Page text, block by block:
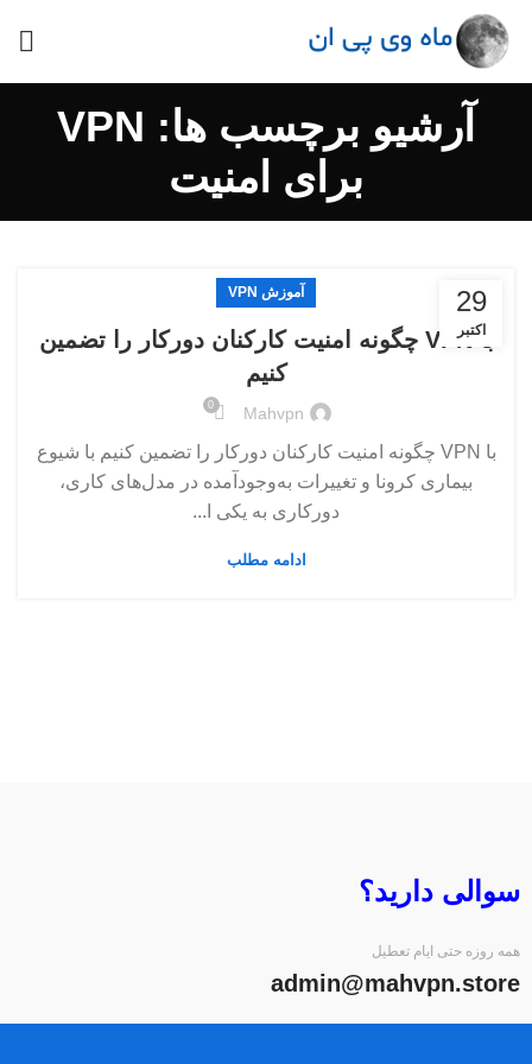
آرشیو برچسب ها: VPN
برای امنیت
29
اکتبر
آموزش VPN
با VPN چگونه امنیت کارکنان دورکار را تضمین
کنیم
Mahvpn
0
با VPN چگونه امنیت کارکنان دورکار را تضمین کنیم با شیوع
بیماری کرونا و تغییرات به‌وجودآمده در مدل‌های کاری،
دورکاری به یکی ا...
ادامه مطلب
سوالی دارید؟
همه روزه حتی ایام تعطیل
admin@mahvpn.store